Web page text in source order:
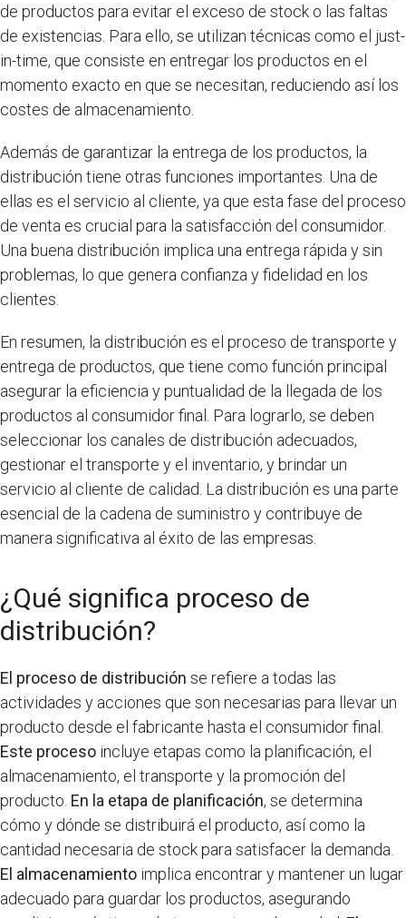
de productos para evitar el exceso de stock o las faltas
de existencias. Para ello, se utilizan técnicas como el just-
in-time, que consiste en entregar los productos en el
momento exacto en que se necesitan, reduciendo así los
costes de almacenamiento.
Además de garantizar la entrega de los productos, la
distribución tiene otras funciones importantes. Una de
ellas es el servicio al cliente, ya que esta fase del proceso
de venta es crucial para la satisfacción del consumidor.
Una buena distribución implica una entrega rápida y sin
problemas, lo que genera confianza y fidelidad en los
clientes.
En resumen, la distribución es el proceso de transporte y
entrega de productos, que tiene como función principal
asegurar la eficiencia y puntualidad de la llegada de los
productos al consumidor final. Para lograrlo, se deben
seleccionar los canales de distribución adecuados,
gestionar el transporte y el inventario, y brindar un
servicio al cliente de calidad. La distribución es una parte
esencial de la cadena de suministro y contribuye de
manera significativa al éxito de las empresas.
¿Qué significa proceso de
distribución?
El proceso de distribución se refiere a todas las
actividades y acciones que son necesarias para llevar un
producto desde el fabricante hasta el consumidor final.
Este proceso incluye etapas como la planificación, el
almacenamiento, el transporte y la promoción del
producto. En la etapa de planificación, se determina
cómo y dónde se distribuirá el producto, así como la
cantidad necesaria de stock para satisfacer la demanda.
El almacenamiento implica encontrar y mantener un lugar
adecuado para guardar los productos, asegurando